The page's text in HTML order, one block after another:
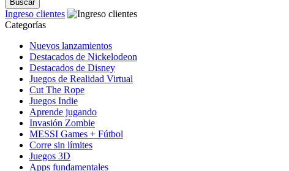
Ingreso clientes
Categorías
Nuevos lanzamientos
Destacados de Nickelodeon
Destacados de Disney
Juegos de Realidad Virtual
Cut The Rope
Juegos Indie
Aprende jugando
Invasión Zombie
MESSI Games + Fútbol
Corre sin límites
Juegos 3D
Apps fundamentales